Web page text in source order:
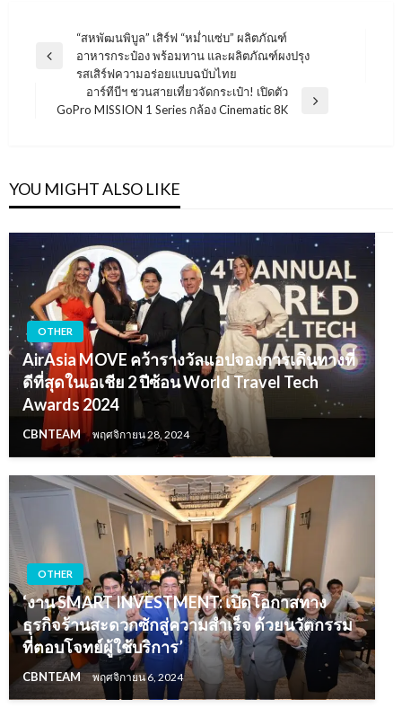
แนะแนว
เรื่อง
Previous
“สหพัฒนพิบูล” เสิร์ฟ “หม่ำแซ่บ” ผลิตภัณฑ์
อาหารกระป๋อง พร้อมทาน และผลิตภัณฑ์ผงปรุง
รสเสิร์ฟความอร่อยแบบฉบับไทย
Next
อาร์ทีบีฯ ชวนสายเที่ยวจัดกระเป๋า! เปิดตัว
GoPro MISSION 1 Series กล้อง Cinematic 8K
YOU MIGHT ALSO LIKE
OTHER
AirAsia MOVE คว้ารางวัลแอปจองการเดินทางที่
ดีที่สุดในเอเชีย 2 ปีซ้อน World Travel Tech
Awards 2024
CBNTEAM พฤศจิกายน 28, 2024
OTHER
‘งาน SMART INVESTMENT: เปิดโอกาสทาง
ธุรกิจร้านสะดวกซักสู่ความสำเร็จ ด้วยนวัตกรรม
ที่ตอบโจทย์ผู้ใช้บริการ’
CBNTEAM พฤศจิกายน 6, 2024